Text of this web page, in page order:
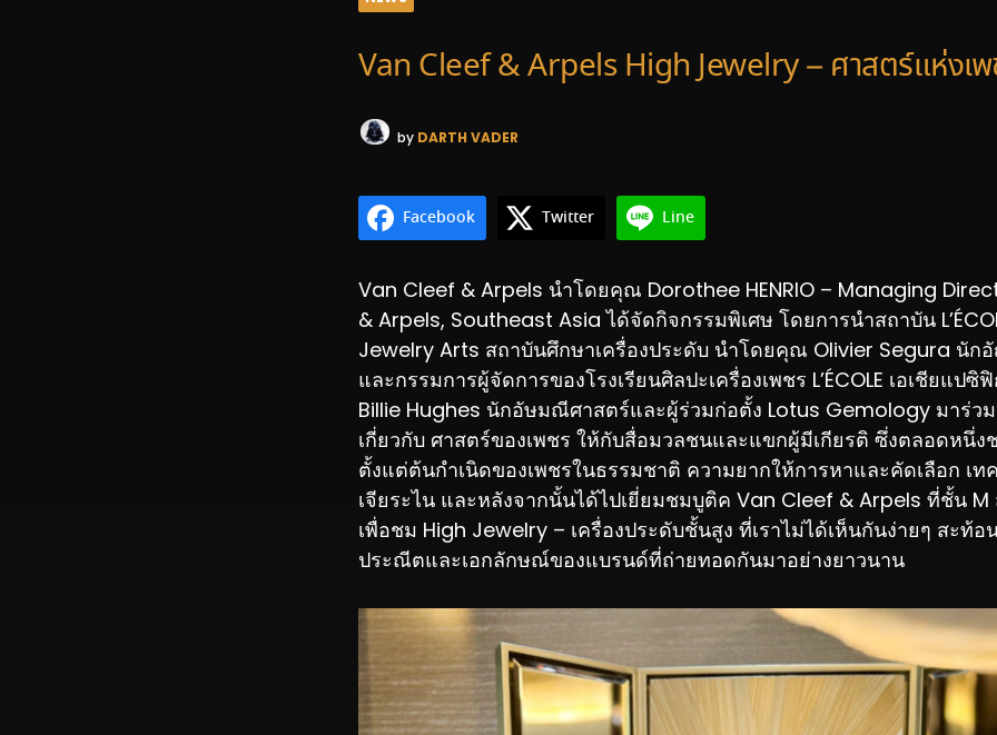
Van Cleef & Arpels High Jewelry – ศาสตร์แห่งเ
by DARTH VADER
Facebook Twitter Line
Van Cleef & Arpels นำโดยคุณ Dorothee HENRIO – Managing
& Arpels, Southeast Asia ได้จัดกิจกรรมพิเศษ โดยการนำสถาบัน
Jewelry Arts สถาบันศึกษาเครื่องประดับ นำโดยคุณ Olivier Segura นั
และกรรมการผู้จัดการของโรงเรียนศิลปะเครื่องเพชร L’ÉCOLE เอเชียแป
Billie Hughes นักอัษมณีศาสตร์และผู้ร่วมก่อตั้ง Lotus Gemology มาร่ว
เกี่ยวกับ ศาสตร์ของเพชร ให้กับสื่อมวลชนและแขกผู้มีเกียรติ ซึ่งตลอดหนึ่งช
ตั้งแต่ต้นกำเนิดของเพชรในธรรมชาติ ความยากให้การหาและคัดเลือก เท
เจียระไน และหลังจากนั้นได้ไปเยี่ยมชมบูติค Van Cleef & Arpels ที่ชั้น
เพื่อชม High Jewelry – เครื่องประดับชั้นสูง ที่เราไม่ได้เห็นกันง่ายๆ สะท้อ
ประณีตและเอกลักษณ์ของแบรนด์ที่ถ่ายทอดกันมาอย่างยาวนาน